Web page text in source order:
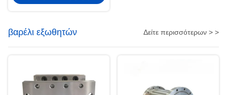
βαρέλι εξωθητών Δείτε περισσότερων > >